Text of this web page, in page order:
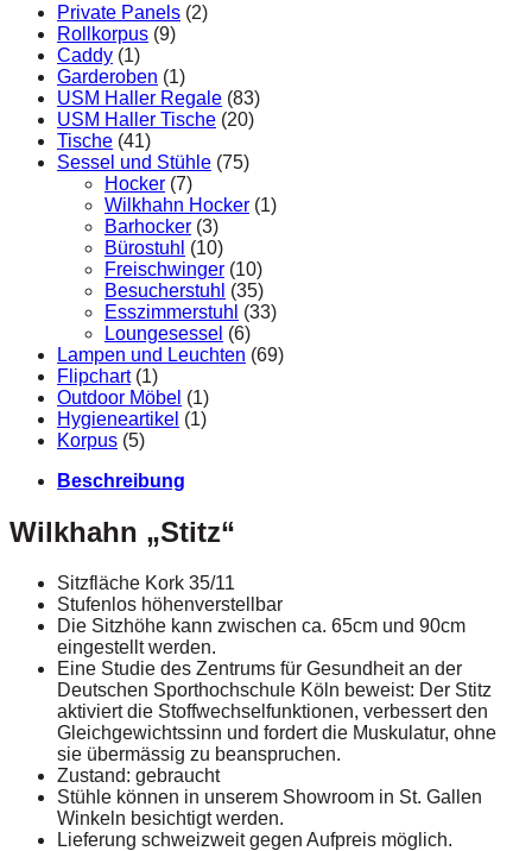
Private Panels (2)
Rollkorpus (9)
Caddy (1)
Garderoben (1)
USM Haller Regale (83)
USM Haller Tische (20)
Tische (41)
Sessel und Stühle (75)
Hocker (7)
Wilkhahn Hocker (1)
Barhocker (3)
Bürostuhl (10)
Freischwinger (10)
Besucherstuhl (35)
Esszimmerstuhl (33)
Loungesessel (6)
Lampen und Leuchten (69)
Flipchart (1)
Outdoor Möbel (1)
Hygieneartikel (1)
Korpus (5)
Beschreibung
Wilkhahn „Stitz“
Sitzfläche Kork 35/11
Stufenlos höhenverstellbar
Die Sitzhöhe kann zwischen ca. 65cm und 90cm
eingestellt werden.
Eine Studie des Zentrums für Gesundheit an der
Deutschen Sporthochschule Köln beweist: Der Stitz
aktiviert die Stoffwechselfunktionen, verbessert den
Gleichgewichtssinn und fordert die Muskulatur, ohne
sie übermässig zu beanspruchen.
Zustand: gebraucht
Stühle können in unserem Showroom in St. Gallen
Winkeln besichtigt werden.
Lieferung schweizweit gegen Aufpreis möglich.